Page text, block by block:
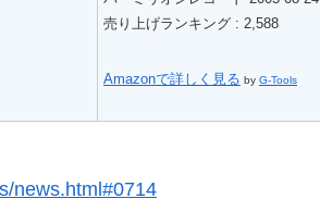
売り上げランキング : 2,588
Amazonで詳しく見る by G-Tools
news.html#0714